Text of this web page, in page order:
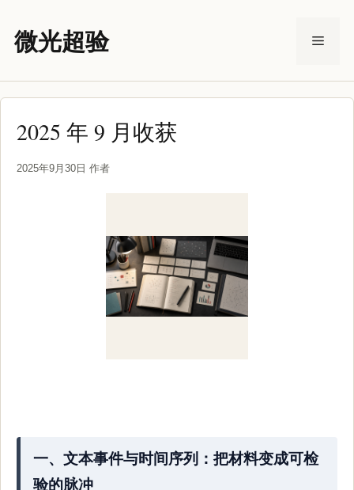
微光超验 菜
2025 年 9 月收获
2025年9月30日 作者
一、文本事件与时间序列：把材料变成可检
验的脉冲